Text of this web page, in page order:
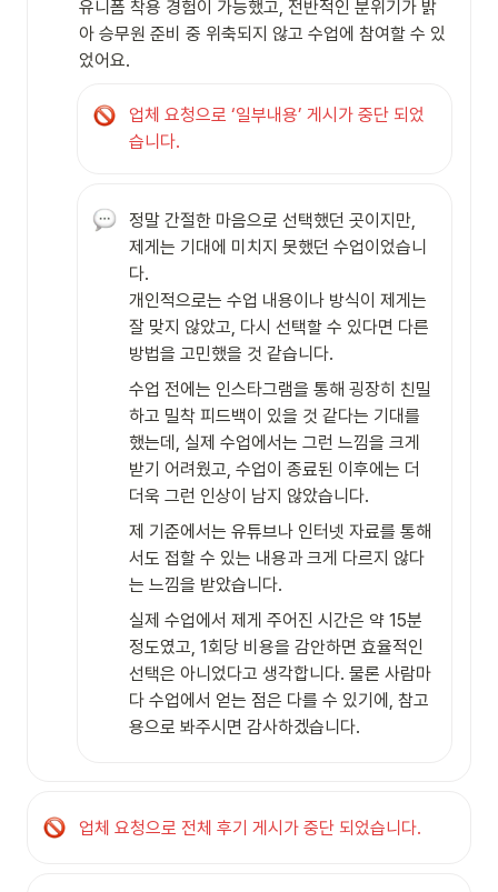
유니폼 착용 경험이 가능했고, 전반적인 분위기가 밝
아 승무원 준비 중 위축되지 않고 수업에 참여할 수 있
었어요.
업체 요청으로 ‘일부내용’ 게시가 중단 되었
습니다.
정말 간절한 마음으로 선택했던 곳이지만,
제게는 기대에 미치지 못했던 수업이었습니
다.
개인적으로는 수업 내용이나 방식이 제게는
잘 맞지 않았고, 다시 선택할 수 있다면 다른
방법을 고민했을 것 같습니다.
수업 전에는 인스타그램을 통해 굉장히 친밀
하고 밀착 피드백이 있을 것 같다는 기대를
했는데, 실제 수업에서는 그런 느낌을 크게
받기 어려웠고, 수업이 종료된 이후에는 더
더욱 그런 인상이 남지 않았습니다.
제 기준에서는 유튜브나 인터넷 자료를 통해
서도 접할 수 있는 내용과 크게 다르지 않다
는 느낌을 받았습니다.
실제 수업에서 제게 주어진 시간은 약 15분
정도였고, 1회당 비용을 감안하면 효율적인
선택은 아니었다고 생각합니다. 물론 사람마
다 수업에서 얻는 점은 다를 수 있기에, 참고
용으로 봐주시면 감사하겠습니다.
업체 요청으로 전체 후기 게시가 중단 되었습니다.